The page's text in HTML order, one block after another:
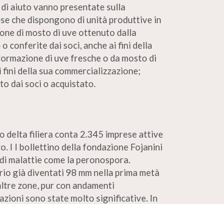
aiuto vanno presentate sulla
che dispongono di unità produttive in
di mosto di uve ottenuto dalla
conferite dai soci, anche ai fini della
di uve fresche o da mosto di
della sua commercializzazione;
dai soci o acquistato.
delta filiera conta 2.345 imprese attive
I I bollettino della fondazione Fojanini
malattie come la peronospora.
già diventati 98 mm nella prima metà
zone, pur con andamenti
sono state molto significative. In